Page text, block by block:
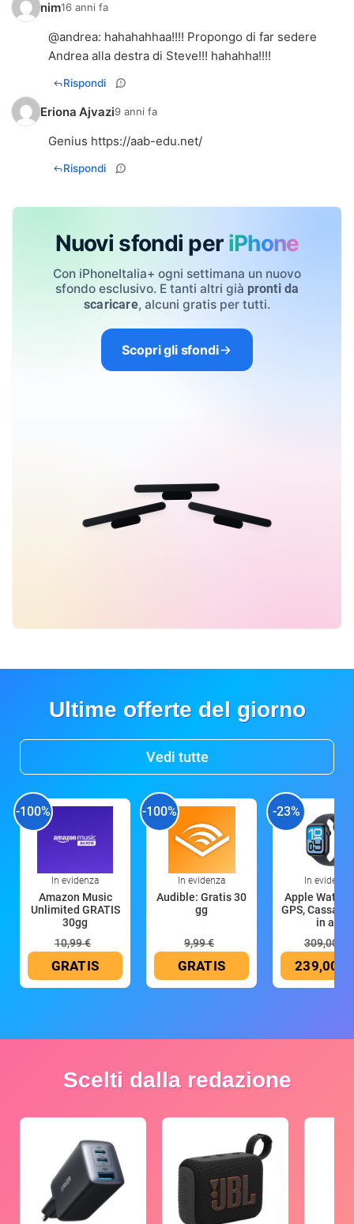
nim16 anni fa
@andrea: hahahahhaa!!!! Propongo di far sedere
Andrea alla destra di Steve!!! hahahha!!!!
Rispondi
Eriona Ajvazi9 anni fa
Genius https://aab-edu.net/
Rispondi
Nuovi sfondi per iPhone
Con iPhoneItalia+ ogni settimana un nuovo
sfondo esclusivo. E tanti altri già pronti da
scaricare, alcuni gratis per tutti.
Scopri gli sfondi
Ultime offerte del giorno
Vedi tutte
-100%
In evidenza
Amazon Music
Unlimited GRATIS
30gg
10,99 €
GRATIS
-100%
In evidenza
Audible: Gratis 30
gg
9,99 €
GRATIS
-23%
In evidenza
Apple Watch
GPS, Cassa
in all
309,00 €
239,00 €
Scelti dalla redazione